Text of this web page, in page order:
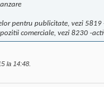
pentru publicitate, vezi
comerciale, vezi 8230 -
la 14:48